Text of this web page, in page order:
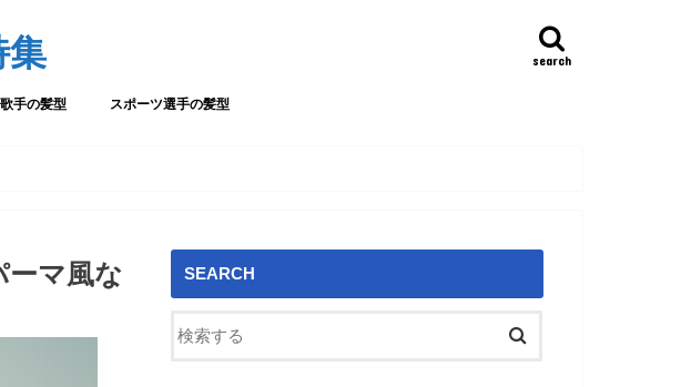
集 search
歌手の髪型 スポーツ選手の髪型
ーマ風な
SEARCH